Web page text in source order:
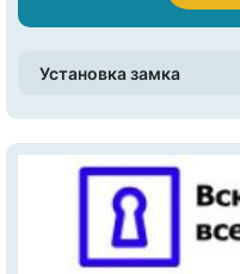
Установка замка